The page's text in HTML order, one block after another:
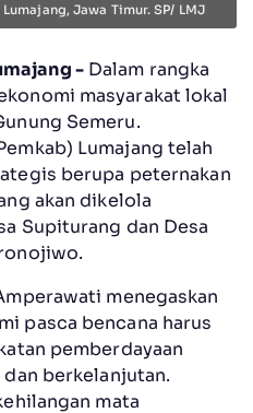
Jawa Timur. SP/ LMJ
-Dalam rangka
masyarakat lokal
Semeru.
Lumajang telah
berupa peternakan
akan dikelola
Supiturang dan Desa
menegaskan
pasca bencana harus
pemberdayaan
berkelanjutan.
mata